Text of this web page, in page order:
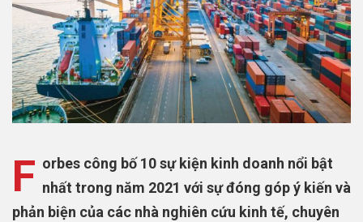
F orbes công bố 10 sự kiện kinh doanh nổi bật
nhất trong năm 2021 với sự đóng góp ý kiến và
phản biện của các nhà nghiên cứu kinh tế, chuyên